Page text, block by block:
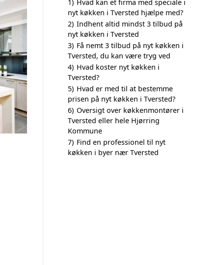
1) Hvad kan et firma med speciale i
nyt køkken i Tversted hjælpe med?
2) Indhent altid mindst 3 tilbud på
nyt køkken i Tversted
3) Få nemt 3 tilbud på nyt køkken i
Tversted, du kan være tryg ved
4) Hvad koster nyt køkken i
Tversted?
5) Hvad er med til at bestemme
prisen på nyt køkken i Tversted?
6) Oversigt over køkkenmontører i
Tversted eller hele Hjørring
Kommune
7) Find en professionel til nyt
køkken i byer nær Tversted